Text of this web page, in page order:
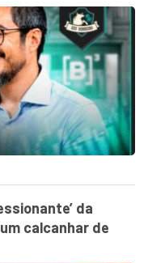
da
calcanhar de